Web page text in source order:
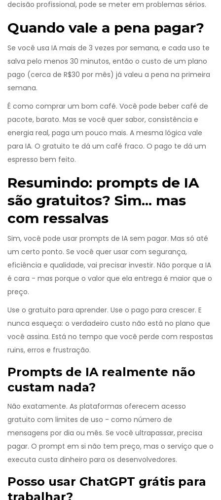
decisão profissional, pode se meter em problemas sérios.
Quando vale a pena pagar?
Se você usa IA mais de 3 vezes por semana, e cada uso te
salva pelo menos 30 minutos, então o custo de um plano
pago (cerca de R$30 por mês) já valeu a pena na primeira
semana.
É como comprar um bom café. Você pode beber café de
pacote, barato. Mas se você quer sabor, consistência e
energia real, paga um pouco mais. A mesma lógica vale
para IA. O gratuito te dá um café fraco. O pago te dá um
espresso bem feito.
Resumindo: prompts de IA
são gratuitos? Sim... mas
com ressalvas
Sim, você pode usar prompts de IA sem pagar. Mas só até
um certo ponto. Se você quer usar com segurança,
eficiência e qualidade, vai precisar investir. Não porque a IA
é cara - mas porque o valor que ela entrega é maior que o
preço.
Use o gratuito para aprender. Use o pago para crescer. E
nunca esqueça: o verdadeiro custo não está no plano que
você assina. Está no tempo que você perde com respostas
ruins, erros e frustração.
Prompts de IA realmente não
custam nada?
Não exatamente. As plataformas oferecem acesso
gratuito com limites de uso - como número de
mensagens por dia ou mês. Se você ultrapassar, precisa
pagar. O prompt em si não tem preço, mas o serviço que o
executa custa dinheiro para os desenvolvedores.
Posso usar ChatGPT grátis para
trabalhar?